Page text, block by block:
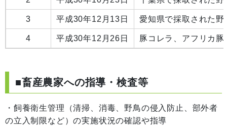
3 平成30年12月13日 愛知県で採取された
4 平成30年12月26日 豚コレラ、アフリカ
■畜産農家への指導・検査等
・飼養衛生管理（清掃、消毒、野鳥の侵入防止、部外者
の立入制限など）の実施状況の確認や指導